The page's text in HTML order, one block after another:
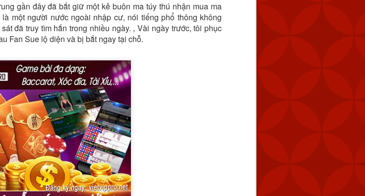
gần đây đã bắt giữ một kẻ buôn ma túy thú nhận mua ma
một người nước ngoài nhập cư, nói tiếng phổ thông không
đã truy tìm hắn trong nhiều ngày. , Vài ngày trước, tôi phục
Fan Sue lộ diện và bị bắt ngay tại chỗ.
Quốc hôm thứ Ba băng qua đường trung tuyến cách Keelung 154
di chuyển về phía đông bắc và biến mất lúc 2:59 chiều.
đã theo dõi 61 máy bay quân sự và 30 tàu hải quân của Trung
cường sử dụng chiến thuật vùng xám bằng cách tăng dần số
quanh Đài Loan.